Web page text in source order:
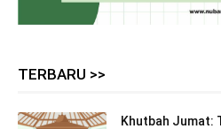
TERBARU >>
Khutbah Jumat: